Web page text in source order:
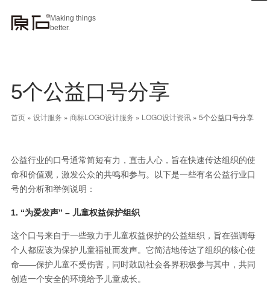
Making things
better.
5个公益口号分享
首页 » 设计服务 » 商标LOGO设计服务 » LOGO设计资讯 » 5个公益口号分享
公益行业的口号通常简短有力，直击人心，旨在快速传达组织的使
命和价值观，激发公众的共鸣和参与。以下是一些有名公益行业口
号的分析和举例说明：
1. “为爱发声” – 儿童权益保护组织
这个口号来自于一些致力于儿童权益保护的公益组织，旨在强调每
个人都应该为保护儿童福祉而发声。它简洁地传达了组织的核心使
命——保护儿童不受伤害，同时鼓励社会各界积极参与其中，共同
创造一个安全的环境给予儿童成长。